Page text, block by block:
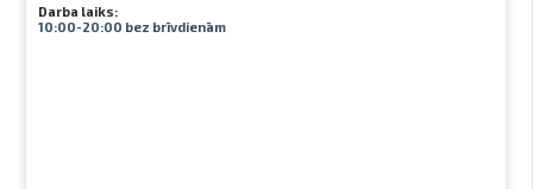
Darba laiks:
10:00-20:00 bez brīvdienām